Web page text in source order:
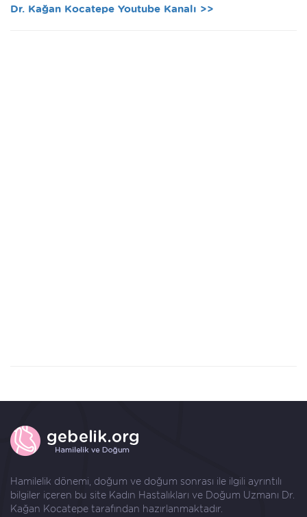
Dr. Kağan Kocatepe Youtube Kanalı >>
Hamilelik dönemi, doğum ve doğum sonrası ile ilgili ayrıntılı
bilgiler içeren bu site Kadın Hastalıkları ve Doğum Uzmanı Dr.
Kağan Kocatepe tarafından hazırlanmaktadır.